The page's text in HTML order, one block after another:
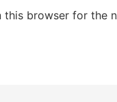
this browser for the